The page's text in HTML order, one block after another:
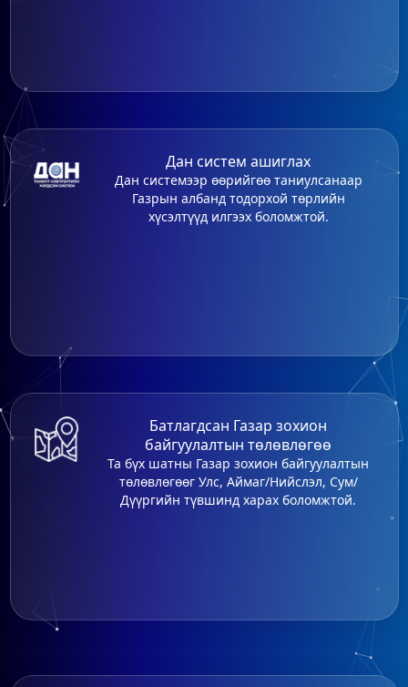
Дан систем ашиглах
Дан системээр өөрийгөө таниулсанаар
Газрын албанд тодорхой төрлийн
хүсэлтүүд илгээх боломжтой.
Батлагдсан Газар зохион
байгуулалтын төлөвлөгөө
Та бүх шатны Газар зохион байгуулалтын
төлөвлөгөөг Улс, Аймаг/Нийслэл, Сум/
Дүүргийн түвшинд харах боломжтой.